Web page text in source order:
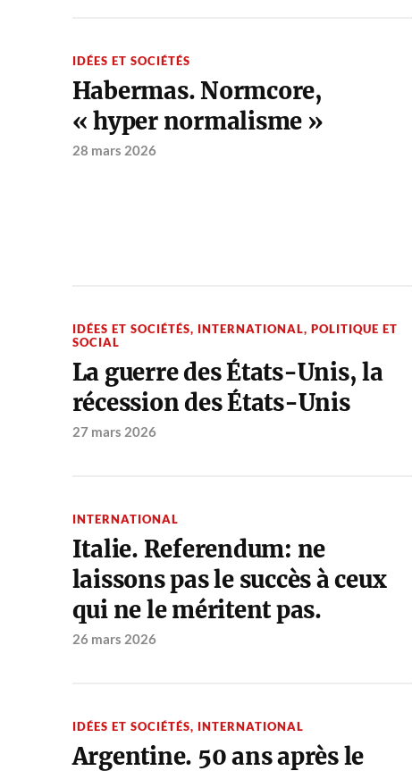
IDÉES ET SOCIÉTÉS
Habermas. Normcore,
« hyper normalisme »
28 mars 2026
IDÉES ET SOCIÉTÉS, INTERNATIONAL, POLITIQUE ET
SOCIAL
La guerre des États-Unis, la
récession des États-Unis
27 mars 2026
INTERNATIONAL
Italie. Referendum: ne
laissons pas le succès à ceux
qui ne le méritent pas.
26 mars 2026
IDÉES ET SOCIÉTÉS, INTERNATIONAL
Argentine. 50 ans après le